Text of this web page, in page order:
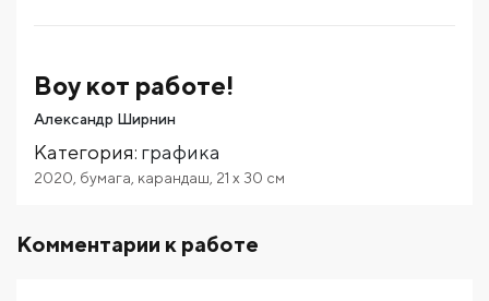
Boy кот работе!
Александр Ширнин
Категория: графика
2020 бумага карандаш 21 x 30 см
Комментарии к работе